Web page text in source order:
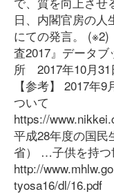
日、内閣官房の人
にての発言。
査2017』データ
所 2017年10月31
【参考】 2017年
ついて
https://
平成28年度の国民
省） …子供を持つ
http://
tyosa16/dl/16.pdf